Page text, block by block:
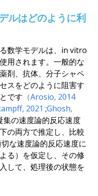
ルはどのように利
数学モデルは、in vitro
用されます。一般的な
薬剤、抗体、分子シャペ
スをどのように阻害す
です （Arosio, 2014
2021 ;Ghosh,
集の速度論的反応速度
の両方で推定し、比較
な速度論的反応速度に
る）を仮定し、その修
して、処理後の状態を